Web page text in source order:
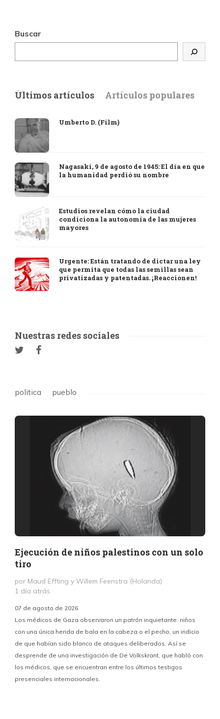
Buscar
Últimos artículos Artículos populares
Umberto D. (Film)
Nagasaki, 9 de agosto de 1945: El día en que
la humanidad perdió su nombre
Estudios revelan cómo la ciudad
condiciona la autonomía de las mujeres
mayores
Urgente: Están tratando de dictar una ley
que permita que todas las semillas sean
privatizadas y patentadas. ¡Reaccionen!
Nuestras redes sociales
politica pueblo
Ejecución de niños palestinos con un solo
tiro
por Maud Effting y Willem Feenstra (Holanda)
1 día atrás
07 de agosto de 2026
Los médicos de Gaza observaron un patrón inquietante: niños
con una única herida de bala en la cabeza o el pecho, un indicio
de que habían sido blanco de ataques deliberados. Así se
desprende de una investigación de De Volkskrant, que habló con
los médicos, que se encuentran entre los últimos testigos
presenciales internacionales.